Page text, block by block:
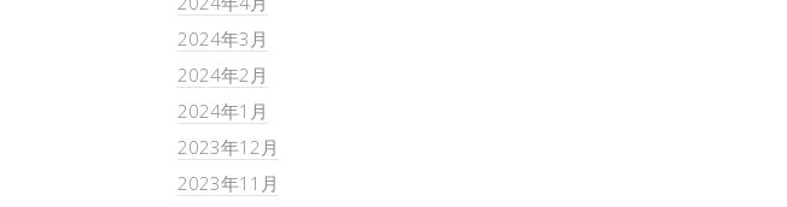
2024年3月
2024年2月
2024年1月
2023年12月
2023年11月